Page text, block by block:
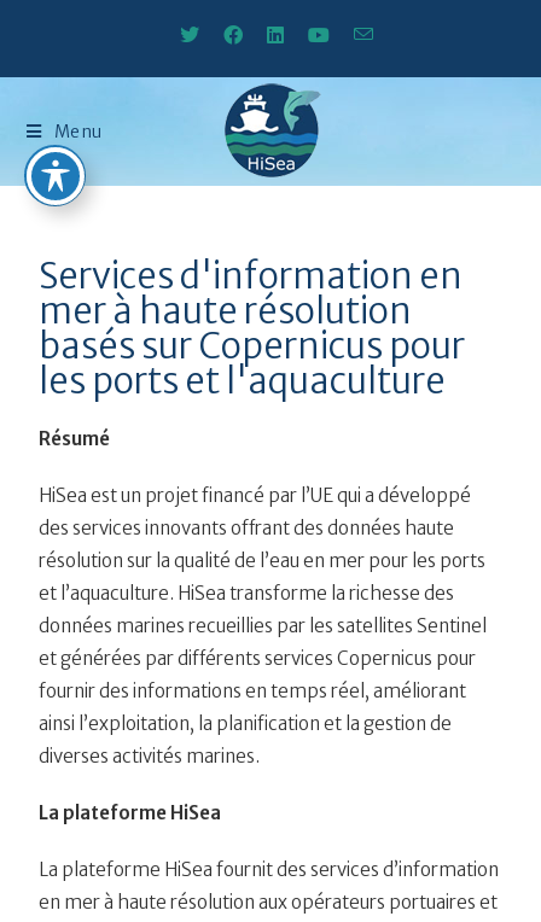
Menu
Services d'information en
mer à haute résolution
basés sur Copernicus pour
les ports et l'aquaculture
Résumé
HiSea est un projet financé par l’UE qui a développé
des services innovants offrant des données haute
résolution sur la qualité de l’eau en mer pour les ports
et l’aquaculture. HiSea transforme la richesse des
données marines recueillies par les satellites Sentinel
et générées par différents services Copernicus pour
fournir des informations en temps réel, améliorant
ainsi l’exploitation, la planification et la gestion de
diverses activités marines.
La plateforme HiSea
La plateforme HiSea fournit des services d’information
en mer à haute résolution aux opérateurs portuaires et